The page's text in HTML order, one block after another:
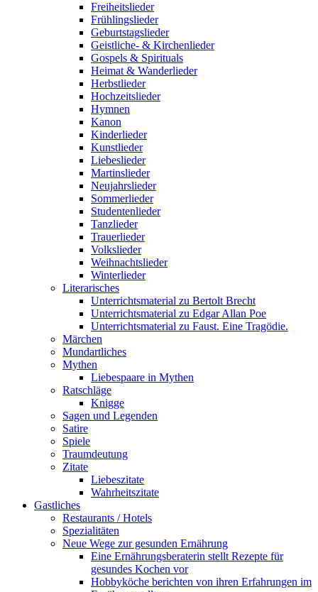
Freiheitslieder
Frühlingslieder
Geburtstagslieder
Geistliche- & Kirchenlieder
Gospels & Spirituals
Heimat & Wanderlieder
Herbstlieder
Hochzeitslieder
Hymnen
Kanon
Kinderlieder
Kunstlieder
Liebeslieder
Martinslieder
Neujahrslieder
Sommerlieder
Studentenlieder
Tanzlieder
Trauerlieder
Volkslieder
Weihnachtslieder
Winterlieder
Literarisches
Unterrichtsmaterial zu Bertolt Brecht
Unterrichtsmaterial zu Edgar Allan Poe
Unterrichtsmaterial zu Faust. Eine Tragödie.
Märchen
Mundartliches
Mythen
Liebespaare in Mythen
Ratschläge
Knigge
Sagen und Legenden
Satire
Spiele
Traumdeutung
Zitate
Liebeszitate
Wahrheitszitate
Gastliches
Restaurants / Hotels
Spezialitäten
Neue Wege zur gesunden Ernährung
Eine Ernährungsberaterin stellt Rezepte für
gesundes Kochen vor
Hobbyköche berichten von ihren Erfahrungen im